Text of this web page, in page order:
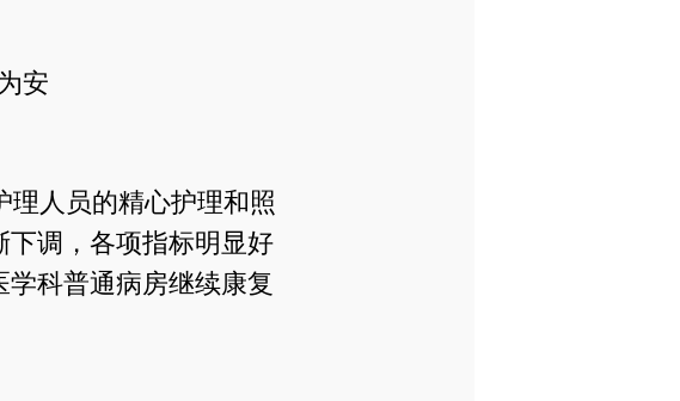
安
理人员的精心护理和照
调，各项指标明显好
科普通病房继续康复